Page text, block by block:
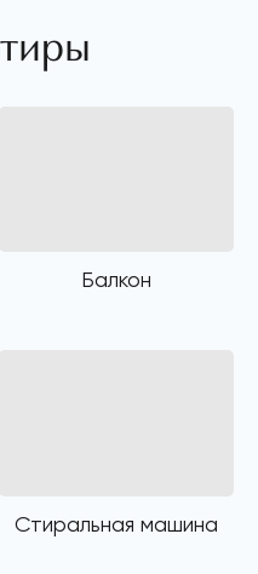
Балкон
Стиральная машина